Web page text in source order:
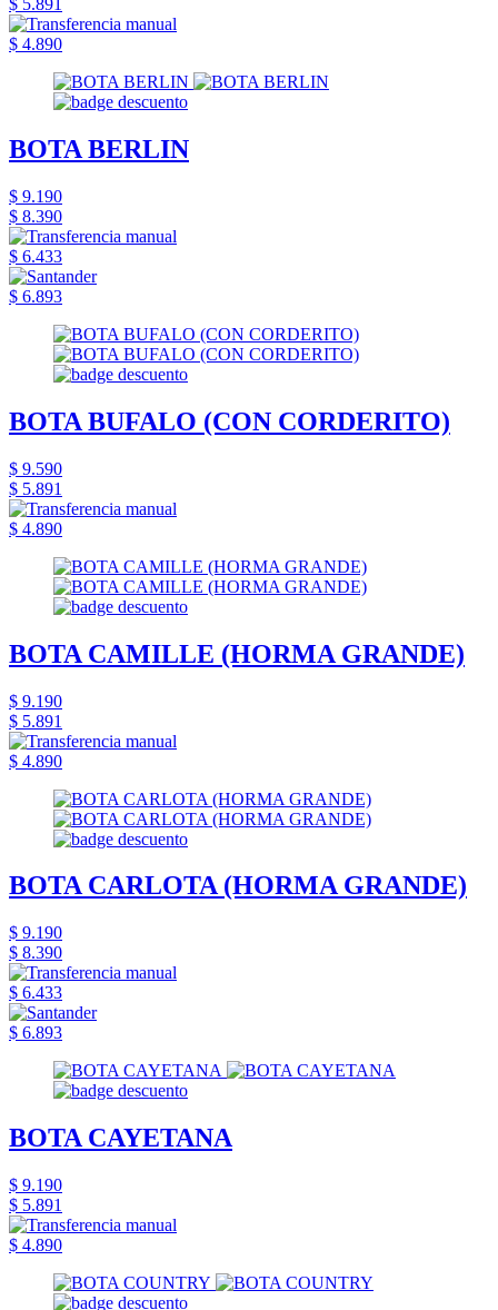
$ 5.891
$ 4.890
BOTA BERLIN
$ 9.190
$ 8.390
$ 6.433
$ 6.893
BOTA BUFALO (CON CORDERITO)
$ 9.590
$ 5.891
$ 4.890
BOTA CAMILLE (HORMA GRANDE)
$ 9.190
$ 5.891
$ 4.890
BOTA CARLOTA (HORMA GRANDE)
$ 9.190
$ 8.390
$ 6.433
$ 6.893
BOTA CAYETANA
$ 9.190
$ 5.891
$ 4.890